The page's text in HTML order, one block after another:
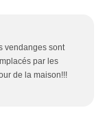
vendanges sont
par les
de la maison!!!